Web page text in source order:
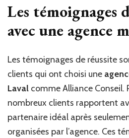
Les témoignages
avec une agence
Les témoignages de réussite
clients qui ont choisi une
Laval comme Alliance Conseil.
nombreux clients rapportent
partenaire idéal après
organisées par l’agence. Ces